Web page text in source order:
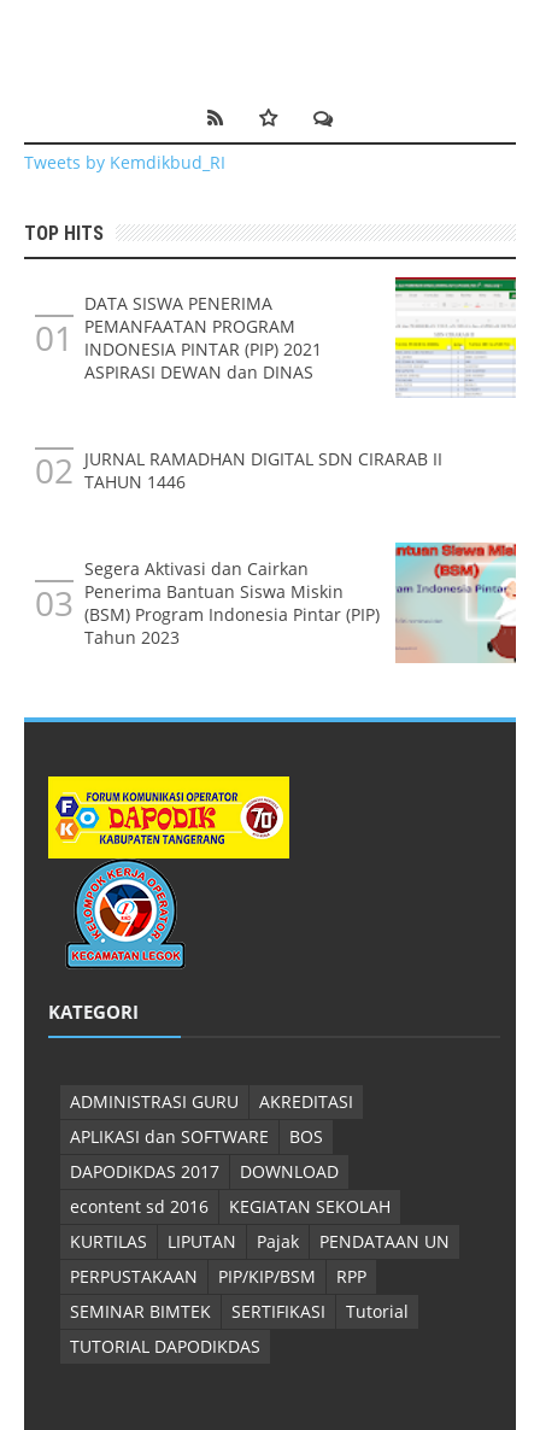
Tweets by Kemdikbud_RI
TOP HITS
DATA SISWA PENERIMA
PEMANFAATAN PROGRAM
INDONESIA PINTAR (PIP) 2021
ASPIRASI DEWAN dan DINAS
JURNAL RAMADHAN DIGITAL SDN CIRARAB II
TAHUN 1446
Segera Aktivasi dan Cairkan
Penerima Bantuan Siswa Miskin
(BSM) Program Indonesia Pintar (PIP)
Tahun 2023
KATEGORI
ADMINISTRASI GURU
AKREDITASI
APLIKASI dan SOFTWARE
BOS
DAPODIKDAS 2017
DOWNLOAD
econtent sd 2016
KEGIATAN SEKOLAH
KURTILAS
LIPUTAN Pajak
PENDATAAN UN
PERPUSTAKAAN
PIP/KIP/BSM
RPP
SEMINAR BIMTEK
SERTIFIKASI
Tutorial
TUTORIAL DAPODIKDAS